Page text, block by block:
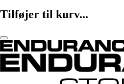
Tilføjer til kurv...